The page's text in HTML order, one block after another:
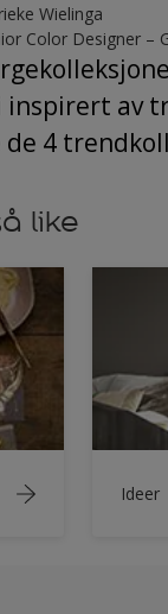
Wielinga
Color Designer –
inspirert av
de 4
like
Ideer